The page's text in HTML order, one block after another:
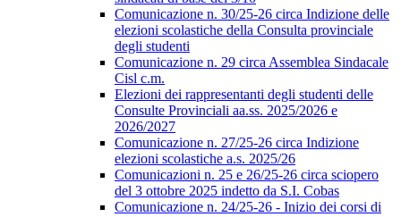
Comunicazione n. 30/25-26 circa Indizione delle
elezioni scolastiche della Consulta provinciale
degli studenti
Comunicazione n. 29 circa Assemblea Sindacale
Cisl c.m.
Elezioni dei rappresentanti degli studenti delle
Consulte Provinciali aa.ss. 2025/2026 e
2026/2027
Comunicazione n. 27/25-26 circa Indizione
elezioni scolastiche a.s. 2025/26
Comunicazioni n. 25 e 26/25-26 circa sciopero
del 3 ottobre 2025 indetto da S.I. Cobas
Comunicazione n. 24/25-26 - Inizio dei corsi di